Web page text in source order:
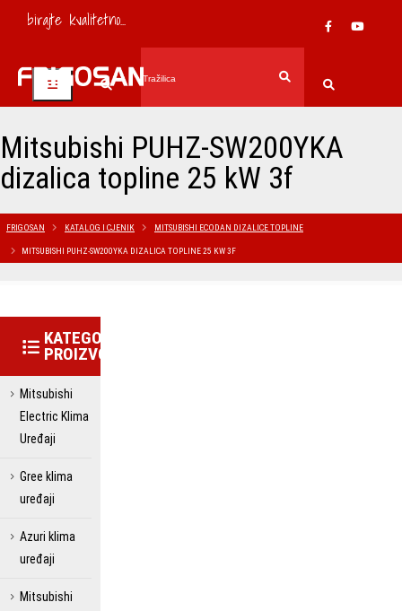
birajte kvalitetno...
Mitsubishi PUHZ-SW200YKA
dizalica topline 25 kW 3f
FRIGOSAN KATALOG I CJENIK MITSUBISHI ECODAN DIZALICE TOPLINE
MITSUBISHI PUHZ-SW200YKA DIZALICA TOPLINE 25 KW 3F
KATEGORIJE
PROIZVODA
Mitsubishi
Electric Klima
Uređaji
Gree klima
uređaji
Azuri klima
uređaji
Mitsubishi